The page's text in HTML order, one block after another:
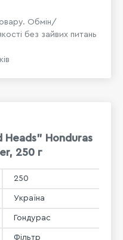
Обмін/
без зайвих питань
Heads" Honduras
250 г
250
Україна
Гондурас
Фільтр